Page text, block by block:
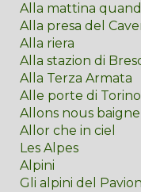
Alla mattina
Alla presa del
Alla riera
Alla stazion di
Alla Terza Armata
Alle porte di Torino
Allons nous
Allor che in ciel
Les Alpes
Alpini
Gli alpini del